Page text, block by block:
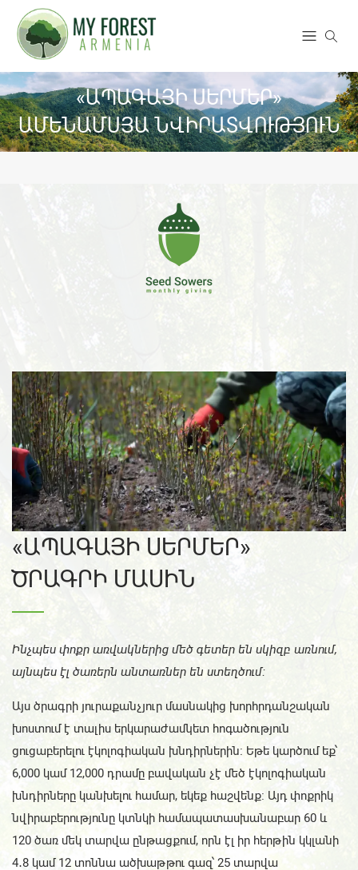
«ԱՊԱԳԱՅԻ ՍԵՐՄԵՐ»
ԱՄԵՆԱՄՍՅԱ ՆՎԻՐԱՏՎՈՒԹՅՈՒՆ
«ԱՊԱԳԱՅԻ ՍԵՐՄԵՐ»
ԾՐԱԳՐԻ ՄԱՍԻՆ
Ինչպես փոքր առվակներից մեծ գետեր են սկիզբ առնում,
այնպես էլ ծառերն անտառներ են ստեղծում։
Այս ծրագրի յուրաքանչյուր մասնակից խորհրդանշական
խոստում է տալիս երկարաժամկետ հոգածություն
ցուցաբերելու էկոլոգիական խնդիրներին։ Եթե կարծում եք՝
6,000 կամ 12,000 դրամը բավական չէ մեծ էկոլոգիական
խնդիրները կանխելու համար, եկեք հաշվենք։ Այդ փոքրիկ
նվիրաբերությունը կտնկի համապատասխանաբար 60 և
120 ծառ մեկ տարվա ընթացքում, որն էլ իր հերթին կկլանի
4․8 կամ 12 տոննա ածխաթթու գազ՝ 25 տարվա